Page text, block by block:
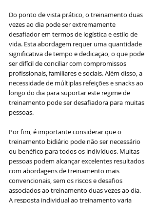
Do ponto de vista prático, o treinamento duas
vezes ao dia pode ser extremamente
desafiador em termos de logística e estilo de
vida. Esta abordagem requer uma quantidade
significativa de tempo e dedicação, o que pode
ser difícil de conciliar com compromissos
profissionais, familiares e sociais. Além disso, a
necessidade de múltiplas refeições e snacks ao
longo do dia para suportar este regime de
treinamento pode ser desafiadora para muitas
pessoas.
Por fim, é importante considerar que o
treinamento bidiário pode não ser necessário
ou benéfico para todos os indivíduos. Muitas
pessoas podem alcançar excelentes resultados
com abordagens de treinamento mais
convencionais, sem os riscos e desafios
associados ao treinamento duas vezes ao dia.
A resposta individual ao treinamento varia